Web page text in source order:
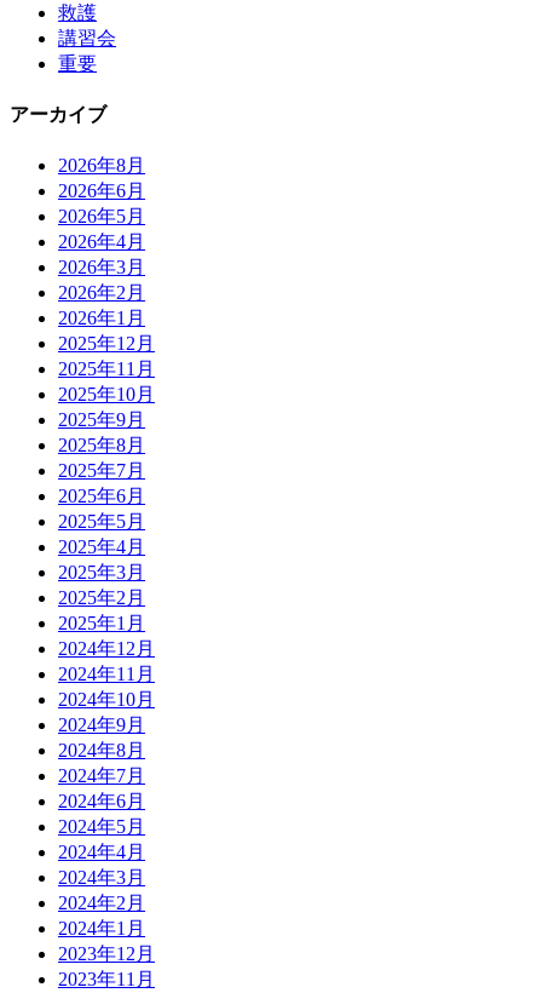
救護
講習会
重要
アーカイブ
2026年8月
2026年6月
2026年5月
2026年4月
2026年3月
2026年2月
2026年1月
2025年12月
2025年11月
2025年10月
2025年9月
2025年8月
2025年7月
2025年6月
2025年5月
2025年4月
2025年3月
2025年2月
2025年1月
2024年12月
2024年11月
2024年10月
2024年9月
2024年8月
2024年7月
2024年6月
2024年5月
2024年4月
2024年3月
2024年2月
2024年1月
2023年12月
2023年11月